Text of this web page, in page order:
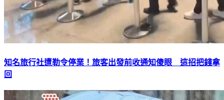
知名旅行社遭勒令停業！旅客出發前收通知傻眼 這招把錢拿
回